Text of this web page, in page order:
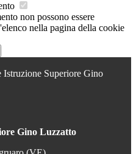
non possono essere
nella pagina della cookie
Istruzione Superiore Gino
Gino Luzzatto